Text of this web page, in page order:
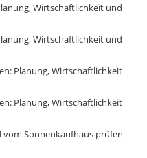
Wirtschaftlichkeit und
Wirtschaftlichkeit und
Planung, Wirtschaftlichkeit
Planung, Wirtschaftlichkeit
Sonnenkaufhaus prüfen